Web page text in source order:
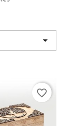

favorite_border